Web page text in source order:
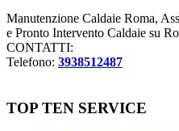
Manutenzione Caldaie Roma,
e Pronto Intervento Caldaie su
CONTATTI:
Telefono: 3938512487
TOP TEN SERVICE